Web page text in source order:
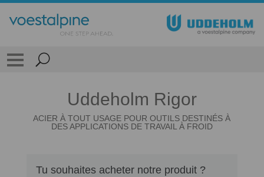
Uddeholm Rigor
ACIER À TOUT USAGE POUR OUTILS DESTINÉS À
DES APPLICATIONS DE TRAVAIL À FROID
Tu souhaites acheter notre produit ?